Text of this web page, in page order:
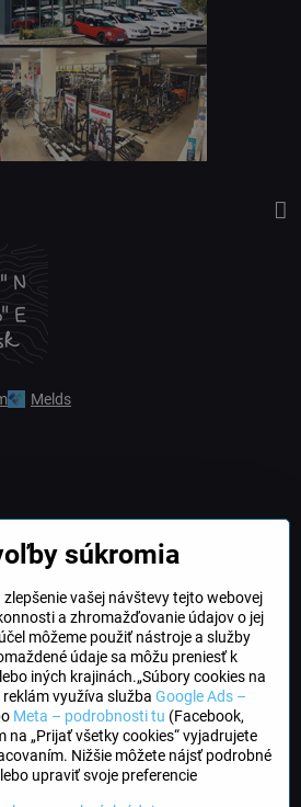
Melds
- 17.00
súkromia
vašej návštevy tejto webovej
a zhromažďovanie údajov o jej
môžeme použiť nástroje a služby
údaje sa môžu preniesť k
iných krajinách.„Súbory cookies na
využíva služba Google Ads –
Meta – podrobnosti tu (Facebook,
na „Prijať všetky cookies“ vyjadrujete
Nižšie môžete nájsť podrobné
upraviť svoje preferencie